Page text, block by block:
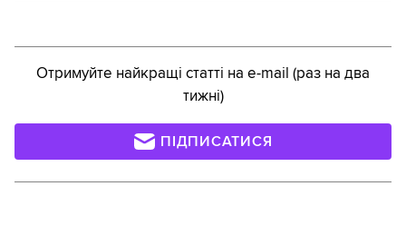
Отримуйте найкращі статті на e-mail (раз на два
тижні)
ПІДПИСАТИСЯ